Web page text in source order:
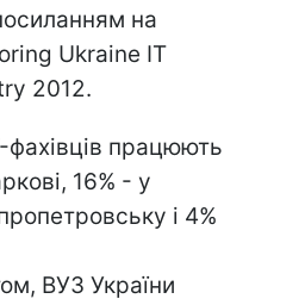
на
Ukraine IT
2012.
працюють
16% - у
і 4%
ВУЗ України